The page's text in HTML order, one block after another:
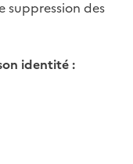
des
identité :